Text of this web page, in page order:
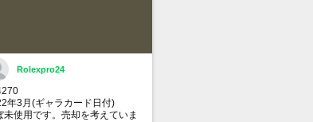
Rolexpro24
年3月(ギャラカード日付)
未使用です。売却を考えていま